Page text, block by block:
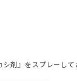
剤』 をスプレーし